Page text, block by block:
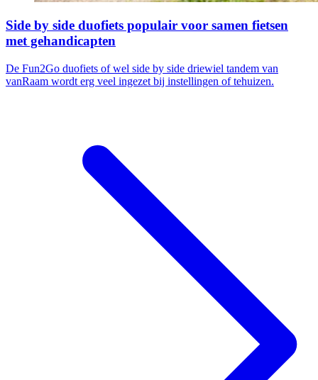
Side by side duofiets populair voor samen fietsen
met gehandicapten
De Fun2Go duofiets of wel side by side driewiel tandem van
vanRaam wordt erg veel ingezet bij instellingen of tehuizen.